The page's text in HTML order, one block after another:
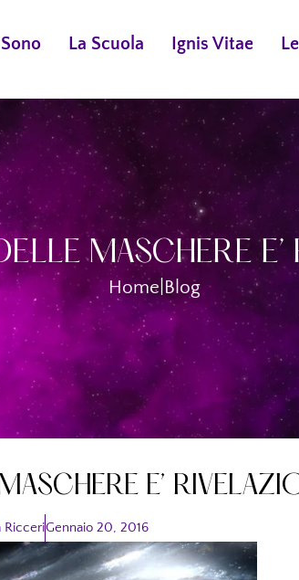
La Scuola Ignis Vitae
MASCHERE
Home Blog
E’
RicceriGennaio 20, 2016